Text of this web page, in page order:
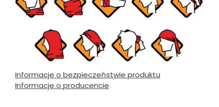
Informacje o bezpieczeństwie produktu
Informacje o producencie